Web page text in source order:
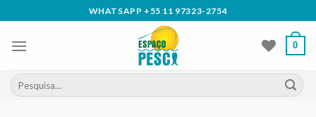
to
content
WHATSAPP +55 11 97323-2754
0
Pesquisar
por: